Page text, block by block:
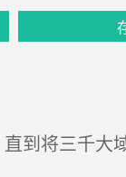
三千大域